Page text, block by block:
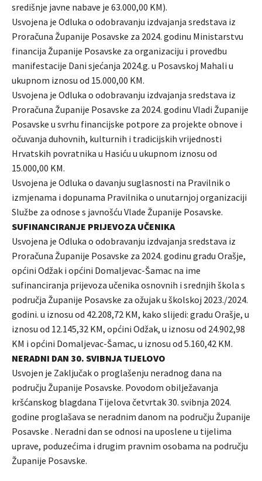
središnje javne nabave je 63.000,00 KM).
Usvojena je Odluka o odobravanju izdvajanja sredstava iz
Proračuna Županije Posavske za 2024. godinu Ministarstvu
financija Županije Posavske za organizaciju i provedbu
manifestacije Dani sjećanja 2024.g. u Posavskoj Mahali u
ukupnom iznosu od 15.000,00 KM.
Usvojena je Odluka o odobravanju izdvajanja sredstava iz
Proračuna Županije Posavske za 2024. godinu Vladi Županije
Posavske u svrhu financijske potpore za projekte obnove i
očuvanja duhovnih, kulturnih i tradicijskih vrijednosti
Hrvatskih povratnika u Hasiću u ukupnom iznosu od
15.000,00 KM.
Usvojena je Odluka o davanju suglasnosti na Pravilnik o
izmjenama i dopunama Pravilnika o unutarnjoj organizaciji
Službe za odnose s javnošću Vlade Županije Posavske.
SUFINANCIRANJE PRIJEVOZA UČENIKA
Usvojena je Odluka o odobravanju izdvajanja sredstava iz
Proračuna Županije Posavske za 2024. godinu gradu Orašje,
općini Odžak i općini Domaljevac-Šamac na ime
sufinanciranja prijevoza učenika osnovnih i srednjih škola s
područja Županije Posavske za ožujak u školskoj 2023./2024.
godini. u iznosu od 42.208,72 KM, kako slijedi: gradu Orašje, u
iznosu od 12.145,32 KM, općini Odžak, u iznosu od 24.902,98
KM i općini Domaljevac-Šamac, u iznosu od 5.160,42 KM.
NERADNI DAN 30. SVIBNJA TIJELOVO
Usvojen je Zaključak o proglašenju neradnog dana na
području Županije Posavske. Povodom obilježavanja
kršćanskog blagdana Tijelova četvrtak 30. svibnja 2024.
godine proglašava se neradnim danom na području Županije
Posavske . Neradni dan se odnosi na uposlene u tijelima
uprave, poduzećima i drugim pravnim osobama na području
Županije Posavske.